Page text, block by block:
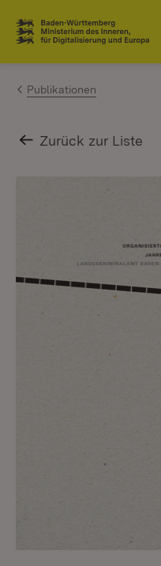
Zum Inhalt springen
Link zur Startseite
Publikationen
Zurück zur Liste